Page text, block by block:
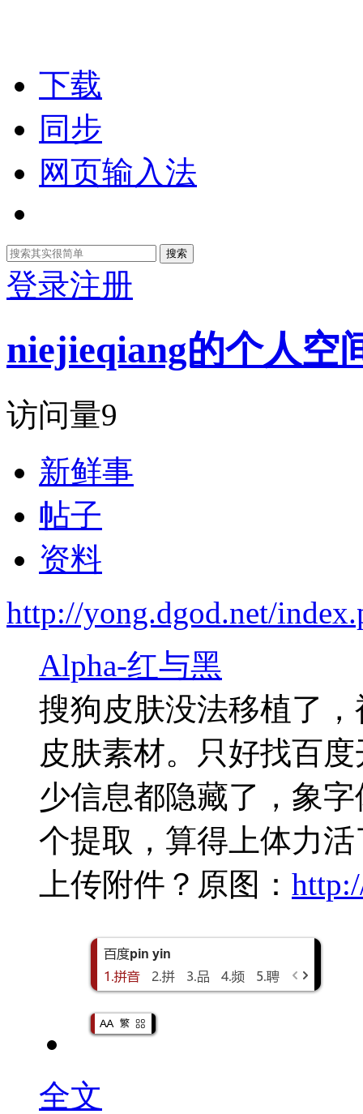
下载
同步
网页输入法
搜索
登录注册
niejieqiang的个人空
访问量9
新鲜事
帖子
资料
http://yong.dgod.net/
Alpha-红与黑
搜狗皮肤没法移植了
皮肤素材。只好找百
少信息都隐藏了，象
个提取，算得上体力
上传附件？原图：
全文